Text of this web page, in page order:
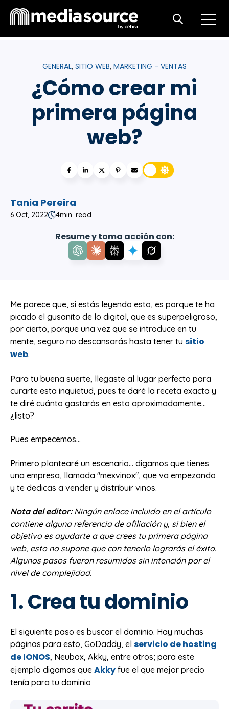
Open
Open search
GENERAL, SITIO WEB, MARKETING - VENTAS
¿Cómo crear mi
primera página
web?
Tania Pereira
6 Oct, 2022 4min. read
Resume y toma acción con:
Me parece que, si estás leyendo esto, es porque te ha
picado el gusanito de lo digital, que es superpeligroso,
por cierto, porque una vez que se introduce en tu
mente, seguro no descansarás hasta tener tu sitio
web.
Para tu buena suerte, llegaste al lugar perfecto para
curarte esta inquietud, pues te daré la receta exacta y
te diré cuánto gastarás en esto aproximadamente...
¿listo?
Pues empecemos...
Primero plantearé un escenario... digamos que tienes
una empresa, llamada "mexvinox", que va empezando
y te dedicas a vender y distribuir vinos.
Nota del editor:Ningún enlace incluido en el artículo
contiene alguna referencia de afiliación y, si bien el
objetivo es ayudarte a que crees tu primera página
web, esto no supone que con tenerlo lograrás el éxito.
Algunos pasos fueron resumidos sin intención por el
nivel de complejidad.
1. Crea tu dominio
El siguiente paso es buscar el dominio. Hay muchas
páginas para esto, GoDaddy, el servicio de hosting
de IONOS, Neubox, Akky, entre otros; para este
ejemplo digamos que Akky fue el que mejor precio
tenía para tu dominio